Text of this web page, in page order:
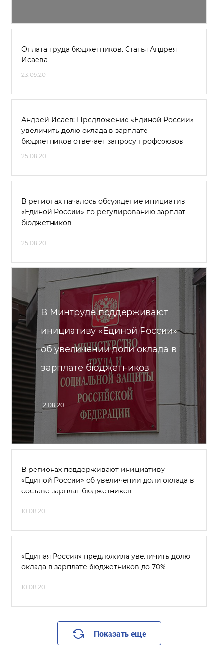
Оплата труда бюджетников. Статья Андрея
Исаева
23.09.20
Андрей Исаев: Предложение «Единой России»
увеличить долю оклада в зарплате
бюджетников отвечает запросу профсоюзов
25.08.20
В регионах началось обсуждение инициатив
«Единой России» по регулированию зарплат
бюджетников
25.08.20
В Минтруде поддерживают
инициативу «Единой России»
об увеличении доли оклада в
зарплате бюджетников
12.08.20
В регионах поддерживают инициативу
«Единой России» об увеличении доли оклада в
составе зарплат бюджетников
10.08.20
«Единая Россия» предложила увеличить долю
оклада в зарплате бюджетников до 70%
10.08.20
Показать еще